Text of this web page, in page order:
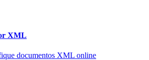
XML
documentos XML online